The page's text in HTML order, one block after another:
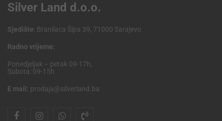
Silver Land d.o.o.
Sjedište: Branilaca Šipa 39, 71000 Sarajevo
Radno vrijeme:
Ponedjeljak – petak 09-17h,
Subota: 09-15h
E mail: prodaja@silverland.ba